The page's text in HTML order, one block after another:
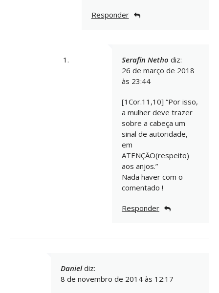
Responder
Serafin Netho diz:
26 de março de 2018
às 23:44
[1Cor.11,10] “Por isso,
a mulher deve trazer
sobre a cabeça um
sinal de autoridade,
em
ATENÇÃO(respeito)
aos anjos.”
Nada haver com o
comentado !
Responder
Daniel diz:
8 de novembro de 2014 às 12:17